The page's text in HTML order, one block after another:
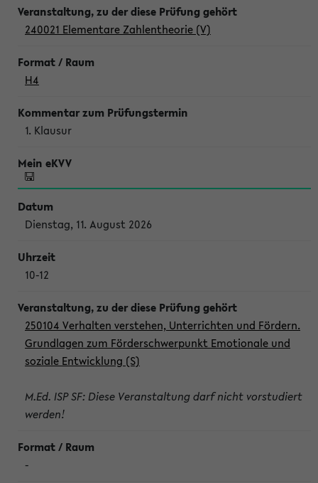
240021 Elementare Zahlentheorie (V)
H4
1. Klausur
Dienstag, 11. August 2026
10-12
250104 Verhalten verstehen, Unterrichten und Fördern.
Grundlagen zum Förderschwerpunkt Emotionale und
soziale Entwicklung (S)
M.Ed. ISP SF: Diese Veranstaltung darf nicht vorstudiert
werden!
-